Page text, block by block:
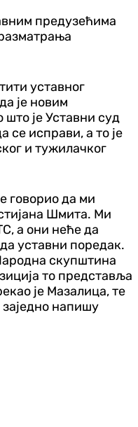
предузећима
уставног
је новим
је Уставни суд
се исправи, а то је
и тужилачког
говорио да ми
Шмита. Ми
а они неће да
уставни поредак.
скупштина
то представља
је Мазалица, те
напишу